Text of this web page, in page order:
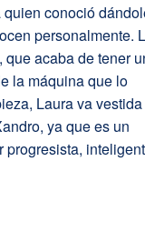
quien conoció
personalmente.
acaba de tener
la máquina que lo
Laura va vestida
ya que es un
progresista,